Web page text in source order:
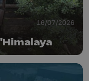
16/07/2026